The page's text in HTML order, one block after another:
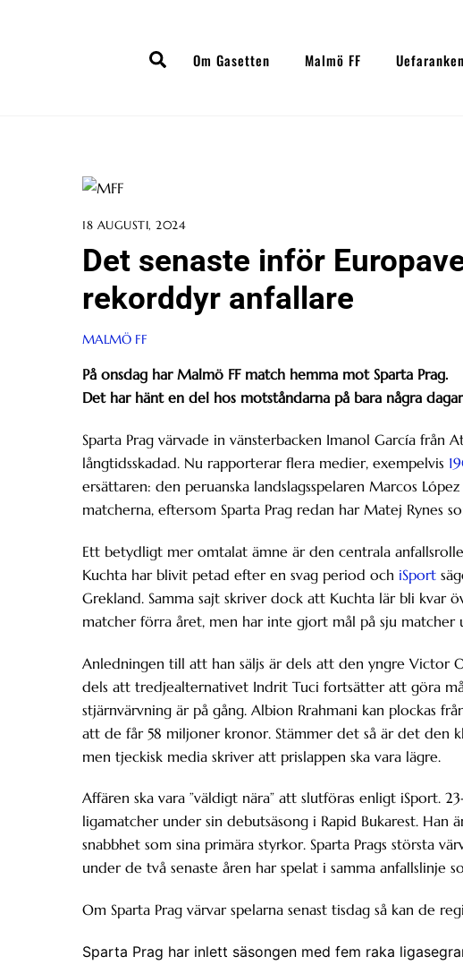
SearchOm Gasetten Malmö FF Uefaranken
18 AUGUSTI, 2024
Det senaste inför
rekorddyr anfallare
MALMÖ FF
På onsdag har Malmö FF match hemma mot Sparta Prag.
Det har hänt en del hos motståndarna på bara några
Sparta Prag värvade in vänsterbacken Imanol García från
långtidsskadad. Nu rapporterar flera medier, exempelvis
ersättaren: den peruanska landslagsspelaren Marcos
matcherna, eftersom Sparta Prag redan har Matej Rynes
Ett betydligt mer omtalat ämne är den centrala
Kuchta har blivit petad efter en svag period och iSport
Grekland. Samma sajt skriver dock att Kuchta lär bli kvar
matcher förra året, men har inte gjort mål på sju matcher
Anledningen till att han säljs är dels att den yngre Victor
dels att tredjealternativet Indrit Tuci fortsätter att göra
stjärnvärvning är på gång. Albion Rrahmani kan plockas
att de får 58 miljoner kronor. Stämmer det så är det den
men tjeckisk media skriver att prislappen ska vara lägre.
Affären ska vara ”väldigt nära” att slutföras enligt iSport.
ligamatcher under sin debutsäsong i Rapid Bukarest.
snabbhet som sina primära styrkor. Sparta Prags största
under de två senaste åren har spelat i samma anfallslinje
Om Sparta Prag värvar spelarna senast tisdag så kan de
Sparta Prag har inlett säsongen med fem raka